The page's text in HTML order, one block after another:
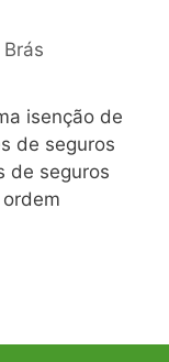
isenção de
de seguros
de seguros